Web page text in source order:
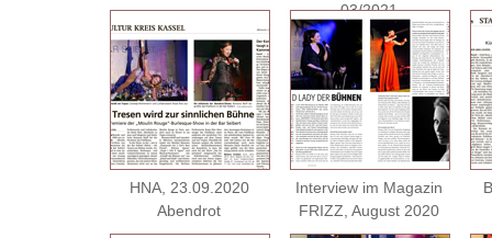
03/2021
HNA, 23.09.2020
Abendrot
Interview im Magazin
FRIZZ, August 2020